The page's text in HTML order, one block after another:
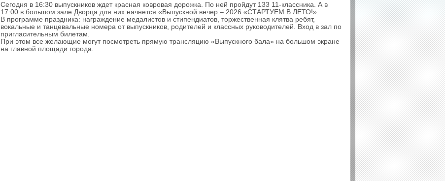
Сегодня в 16:30 выпускников ждет красная ковровая дорожка. По ней пройдут 133 11-классника. А в
17:00 в большом зале Дворца для них начнется «Выпускной вечер – 2026 «СТАРТУЕМ В ЛЕТО!».
В программе праздника: награждение медалистов и стипендиатов, торжественная клятва ребят,
вокальные и танцевальные номера от выпускников, родителей и классных руководителей. Вход в зал по
пригласительным билетам.
При этом все желающие могут посмотреть прямую трансляцию «Выпускного бала» на большом экране
на главной площади города.